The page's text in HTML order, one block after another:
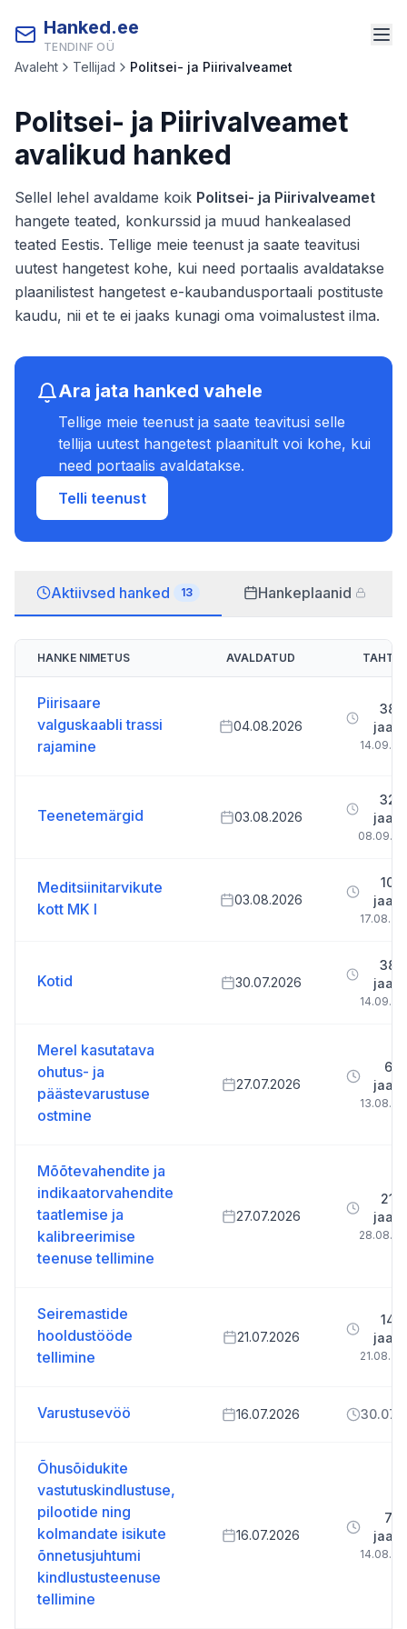
Hanked.ee
TENDINF OÜ
Avaleht Tellijad Politsei- ja Piirivalveamet
Politsei- ja Piirivalveamet
avalikud hanked
Sellel lehel avaldame koik Politsei- ja Piirivalveamet
hangete teated, konkurssid ja muud hankealased
teated Eestis. Tellige meie teenust ja saate teavitusi
uutest hangetest kohe, kui need portaalis avaldatakse
plaanilistest hangetest e-kaubandusportaali postituste
kaudu, nii et te ei jaaks kunagi oma voimalustest ilma.
Ara jata hanked vahele
Tellige meie teenust ja saate teavitusi selle
tellija uutest hangetest plaanitult voi kohe, kui
need portaalis avaldatakse.
Telli teenust
Aktiivsed hanked 13 Hankeplaanid
HANKE NIMETUS AVALDATUD
Piirisaare
valguskaabli trassi
rajamine
04.08.2026
38
Teenetemärgid 03.08.2026
32
Meditsiinitarvikute
kott MK I
03.08.2026
10
Kotid 30.07.2026
38
Merel kasutatava
ohutus- ja
päästevarustuse
ostmine
27.07.2026
6 p.
Mõõtevahendite ja
indikaatorvahendite
taatlemise ja
kalibreerimise
teenuse tellimine
27.07.2026
21
Seiremastide
hooldustööde
tellimine
21.07.2026
14
Varustusevöö 16.07.2026
Õhusõidukite
vastutuskindlustuse,
pilootide ning
kolmandate isikute
õnnetusjuhtumi
kindlustusteenuse
tellimine
16.07.2026
7 p.